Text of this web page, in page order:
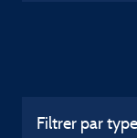
Filtrer par